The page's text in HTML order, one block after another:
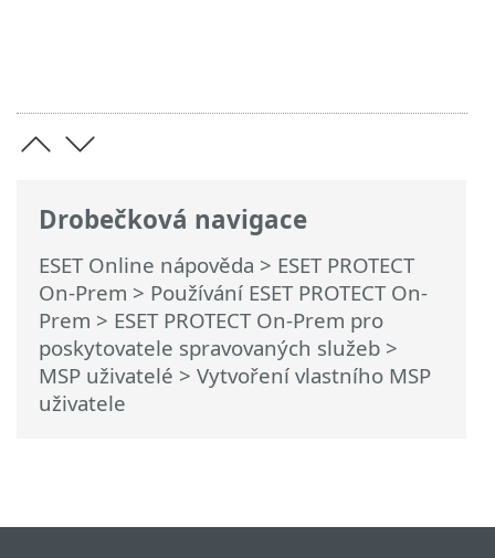
Drobečková navigace
ESET Online nápověda > ESET PROTECT
On-Prem > Používání ESET PROTECT On-
Prem > ESET PROTECT On-Prem pro
poskytovatele spravovaných služeb >
MSP uživatelé > Vytvoření vlastního MSP
uživatele